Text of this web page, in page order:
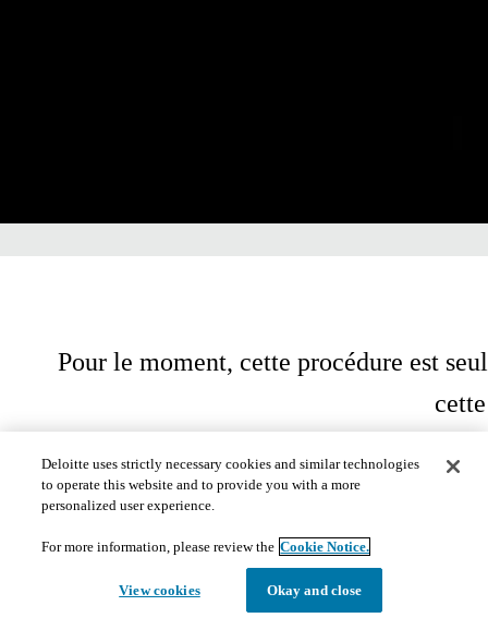
Pour le moment, cette procédure est
​​© 2020. Consultez lesconditions d'utilisationpour obtenir plus de
Deloitte uses strictly necessary cookies and similar technologies
to operate this website and to provide you with a more
personalized user experience.
For more information, please review the Cookie Notice.
View cookies Okay and close